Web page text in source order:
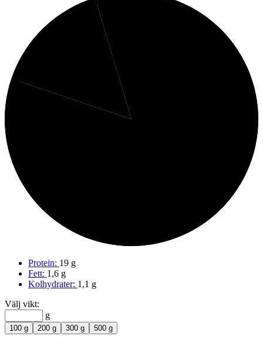
Kolhydrater
Protein: 19 g
Fett: 1,6 g
Kolhydrater: 1,1 g
Välj vikt:
g
100 g 200 g 300 g 500 g